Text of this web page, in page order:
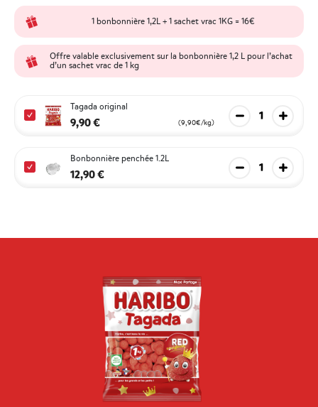
1 bonbonnière 1,2L + 1 sachet vrac 1KG = 16€
Offre valable exclusivement sur la bonbonnière 1,2 L pour l’achat
d’un sachet vrac de 1 kg
Tagada original
9,90 € (9,90€/kg) Diminuer la
Bonbonnière penchée 1.2L
12,90 € Diminuer la